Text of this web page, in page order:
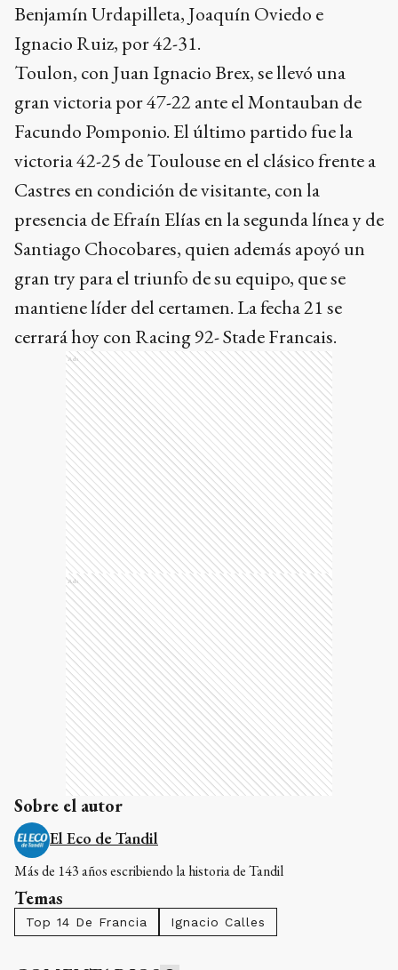
Benjamín Urdapilleta, Joaquín Oviedo e
Ignacio Ruiz, por 42-31.
Toulon, con Juan Ignacio Brex, se llevó una
gran victoria por 47-22 ante el Montauban de
Facundo Pomponio. El último partido fue la
victoria 42-25 de Toulouse en el clásico frente a
Castres en condición de visitante, con la
presencia de Efraín Elías en la segunda línea y de
Santiago Chocobares, quien además apoyó un
gran try para el triunfo de su equipo, que se
mantiene líder del certamen. La fecha 21 se
cerrará hoy con Racing 92- Stade Francais.
Ads
Ads
Sobre el autor
El Eco de Tandil
Más de 143 años escribiendo la historia de Tandil
Temas
Top 14 De Francia Ignacio Calles